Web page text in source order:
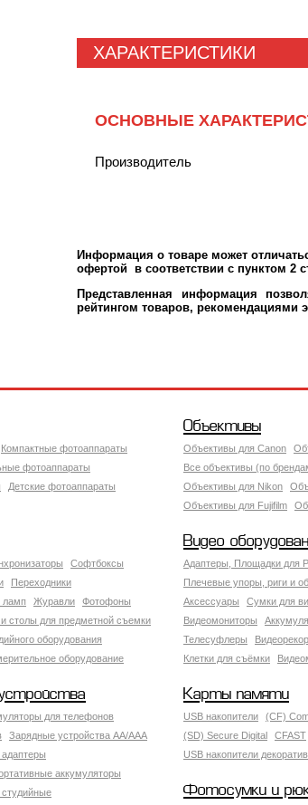
ХАРАКТЕРИСТИКИ
ОСНОВНЫЕ
Производитель
Информация о товаре может
офертой в соответствии с пунктом 2
Представленная информация
рейтингом товаров, рекомендациями
Компактные фотоаппараты
фотоаппараты
Детские фотоаппараты
Объективы
Объективы для Canon
Все объективы (по
Объективы для Nikon
Объективы для Fujifilm
Софтбоксы
Переходники
ламп Журавли
Фотофоны
столы для предметной съемки
оборудования
оборудование
Видео
Адаптеры, Площадки для
Плечевые упоры, риги и
Аксессуары
Сумки для
Видеомониторы
Телесуфлеры
Клетки для съёмки
для телефонов
Зарядные устройства AA/AAA
аккумуляторы
Карты памяти
USB накопители (CF)
(SD) Secure Digital
CFAST
USB накопители
Фотосумки и